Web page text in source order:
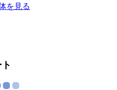
を見る